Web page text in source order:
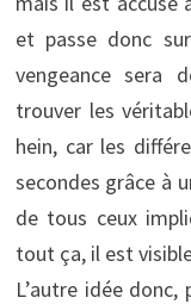
et passe donc
vengeance sera
trouver les
hein, car les
secondes grâce à
de tous ceux
tout ça, il est
L’autre idée